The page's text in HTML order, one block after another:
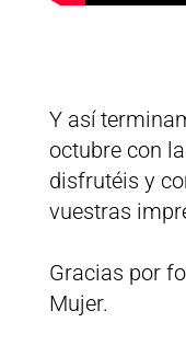
Y así
octubre con
disfrutéis y
vuestras
Gracias por
Mujer.